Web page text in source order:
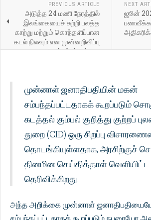
PREVIOUS ARTICLE
அடுத்த 24 மணி நேரத்தில்
இலங்கையைச் சுற்றி பலத்த
காற்று மற்றும் கொந்தளிப்பான
கடல் நிலவும் என முன்னறிவிப்பு
செய்யப்பட்டுள்ளது
NEXT
ஜூன்
முன்னாள் ஜனாதிபதியின் மகன்
சம்பந்தப்பட்டதாகக் கூறப்படும்
கடத்தல் கும்பல் குறித்து குற்றப்
துறை (CID) ஒரு சிறப்பு
தொடங்கியுள்ளதாக, அரசிற்குச்
தினமின செய்தித்தாள்
தெரிவிக்கிறது.
அந்த அறிக்கை முன்னாள்